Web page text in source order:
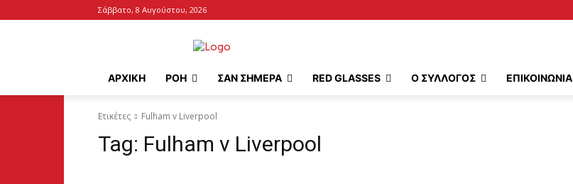
Σάββατο, 8 Αυγούστου, 2026
ΑΡΧΙΚΉ ΡΟΗ ΣΑΝ ΣΗΜΕΡΑ RED GLASSES Ο ΣΥΛΛΟΓΟΣ ΕΠΙΚΟΙΝΩΝΙΑ
Ετικέτες Fulham v Liverpool
Tag: Fulham v Liverpool